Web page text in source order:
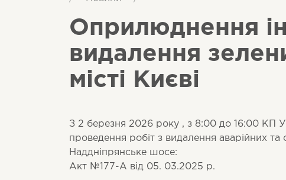
Оприлюднення
видалення
місті Києві
З 2 березня 2026 року , з 8:00 до 16:00 КП
проведення робіт з видалення аварійних
Наддніпрянське шосе:
Акт №177-А від 05. 03.2025 р.